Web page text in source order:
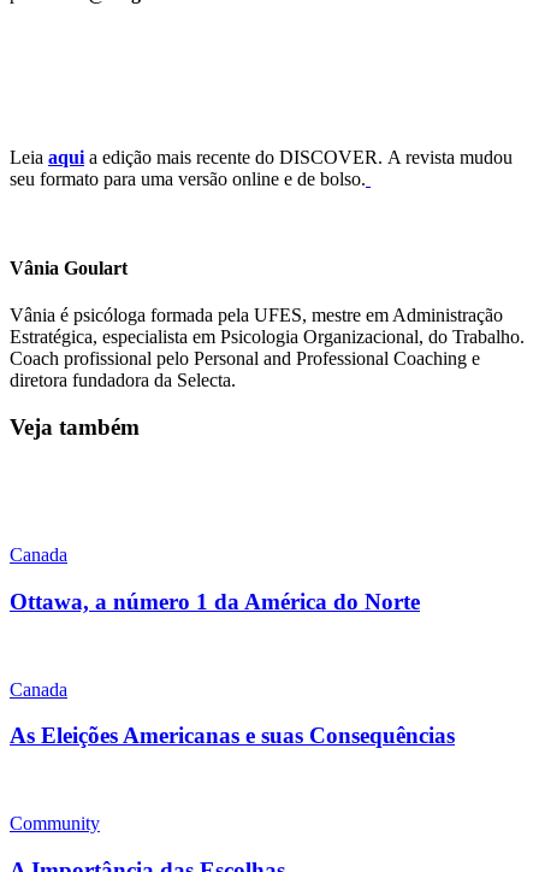
Leia aqui a edição mais recente do DISCOVER. A revista mudou
seu formato para uma versão online e de bolso.
Vânia Goulart
Vânia é psicóloga formada pela UFES, mestre em Administração
Estratégica, especialista em Psicologia Organizacional, do Trabalho.
Coach profissional pelo Personal and Professional Coaching e
diretora fundadora da Selecta.
Veja também
Canada
Ottawa, a número 1 da América do Norte
Canada
As Eleições Americanas e suas Consequências
Community